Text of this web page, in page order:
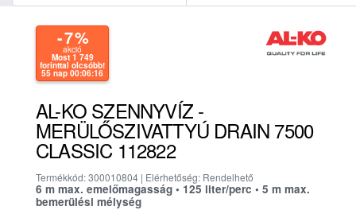
- 7%
akció
Most 1 749
forinttal olcsóbb!
55 nap 00:06:16
AL-KO SZENNYVÍZ -
MERÜLŐSZIVATTYÚ DRAIN 7500
CLASSIC 112822
Termékkód: 300010804 | Elérhetőség: Rendelhető
6 m max. emelőmagasság • 125 liter/perc • 5 m max.
bemerülési mélység